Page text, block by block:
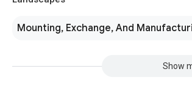
Mounting, Exchange, And
Show